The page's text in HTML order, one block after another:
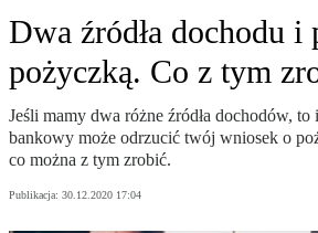
Dwa źródła dochodu i
pożyczką. Co z tym
Jeśli mamy dwa różne źródła dochodów, to
bankowy może odrzucić twój wniosek o
co można z tym zrobić.
Publikacja: 30.12.2020 17:04